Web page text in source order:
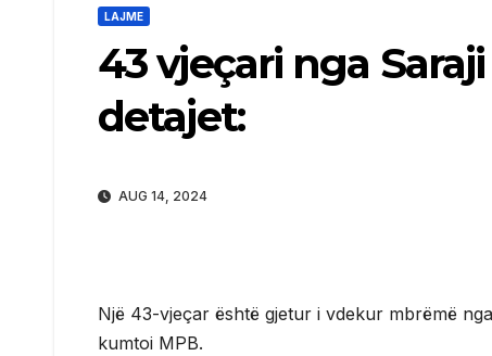
LAJME
43 vjeçari nga
detajet:
AUG 14, 2024
Një 43-vjeçar është gjetur i vdekur mbrëmë
kumtoi MPB.